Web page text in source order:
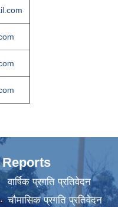
Reports
वार्षिक प्रगति प्रतिवेदन
चौमासिक प्रगति प्रतिवेदन